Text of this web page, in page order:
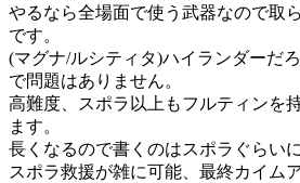
やるなら全場面で使う武器なので取
です。
(マグナ/ルシティタ)ハイランダーだ
で問題はありません。
高難度、スポラ以上もフルティンを
ます。
長くなるので書くのはスポラぐらい
スポラ救援が雑に可能、最終カイム